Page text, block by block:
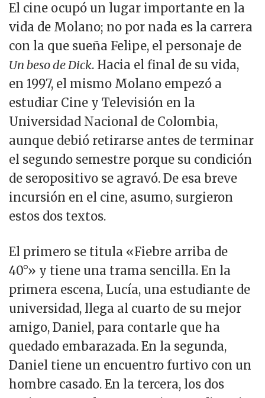
El cine ocupó un lugar importante en la
vida de Molano; no por nada es la carrera
con la que sueña Felipe, el personaje de
Un beso de Dick. Hacia el final de su vida,
en 1997, el mismo Molano empezó a
estudiar Cine y Televisión en la
Universidad Nacional de Colombia,
aunque debió retirarse antes de terminar
el segundo semestre porque su condición
de seropositivo se agravó. De esa breve
incursión en el cine, asumo, surgieron
estos dos textos.
El primero se titula «Fiebre arriba de
40°» y tiene una trama sencilla. En la
primera escena, Lucía, una estudiante de
universidad, llega al cuarto de su mejor
amigo, Daniel, para contarle que ha
quedado embarazada. En la segunda,
Daniel tiene un encuentro furtivo con un
hombre casado. En la tercera, los dos